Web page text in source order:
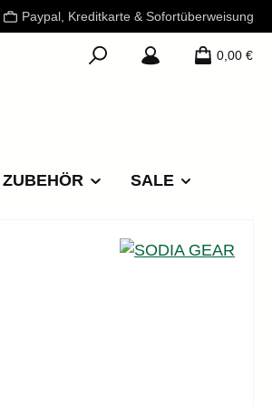
Paypal, Kreditkarte & Sofortüberweisung
0,00 €
ZUBEHÖR SALE